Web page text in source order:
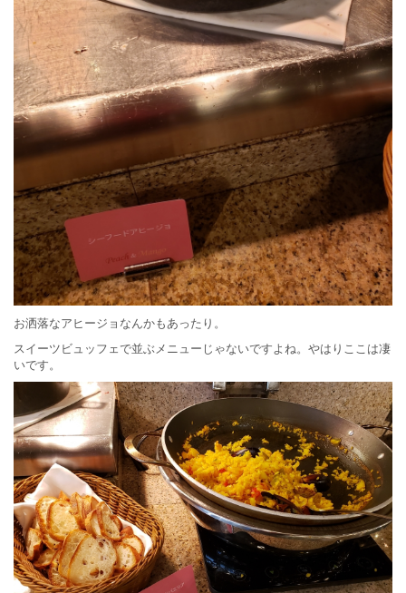
お洒落なアヒージョなんかもあったり。
スイーツビュッフェで並ぶメニューじゃないですよね。やはりここは凄
いです。